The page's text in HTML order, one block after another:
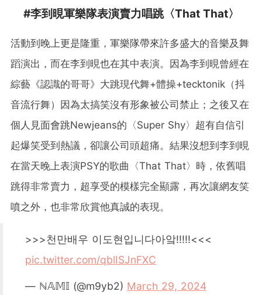
#李到晛軍樂隊表演賣力唱跳〈That That〉
活動到晚上更是隆重，軍樂隊帶來許多盛大的音樂及舞
蹈演出，而在李到晛也在其中表演。因為李到晛曾經在
綜藝《認識的哥哥》大跳現代舞+體操+tecktonik（抖
音流行舞）因為太搞笑沒有形象被公司禁止；之後又在
個人見面會跳Newjeans的〈Super Shy〉超有自信引
起爆笑受到熱議，卻讓公司頭超痛。結果沒想到李到晛
在當天晚上表演PSY的歌曲〈That That〉時，依舊唱
跳得非常賣力，超享受的模樣完全顯露，再次讓網友笑
噴之外，也非常欣賞他真誠的表現。
>>>천만배우 이도현입니다아앜!!!!!<<<
pic.twitter.com/qblISJnFXC
— ℕ𝔸𝕄𝕀 (@m9yb2) March 29, 2024